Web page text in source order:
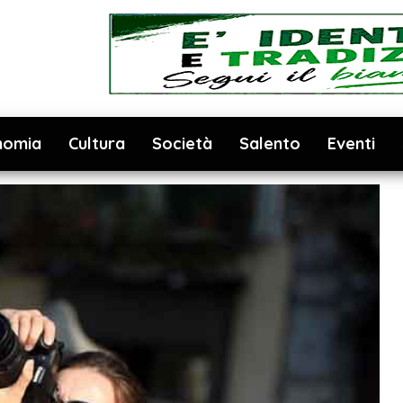
Cultura Società Salento Eventi